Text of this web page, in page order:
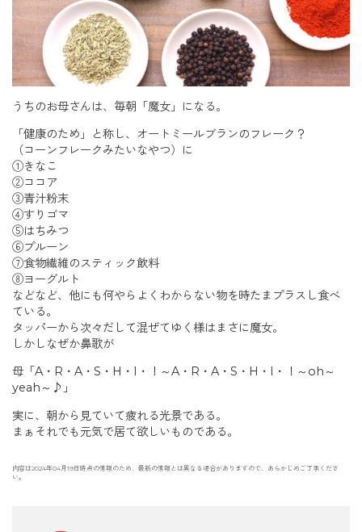
うちのお母さんは、毎朝「魔女」になる。
「健康のため」と称し、オートミールブランのフレーク？
（コーンフレークみたいなやつ）に
①きなこ
②ココア
③青汁粉末
④すりゴマ
⑤はちみつ
⑥プルーン
⑦食物繊維のスティック飲料
⑧ヨーグルト
などなど、他にも何やらよくわからない物を時たまプラスし食べ
ている。
タッパーから次々だして混ぜてゆく様はまさに魔女。
しかしなぜか鼻歌が
母「A・R・A・S・H・I・！～A・R・A・S・H・I・！～oh～
yeah～♪」
実に、朝から見ていて疲れる光景である。
まぁそれでも元気で居て欲しいものである。
内容は2024年04月19日時点の情報のため、最新の情報とは異なる場合がありますので、あらかじめご了承くださ
い。